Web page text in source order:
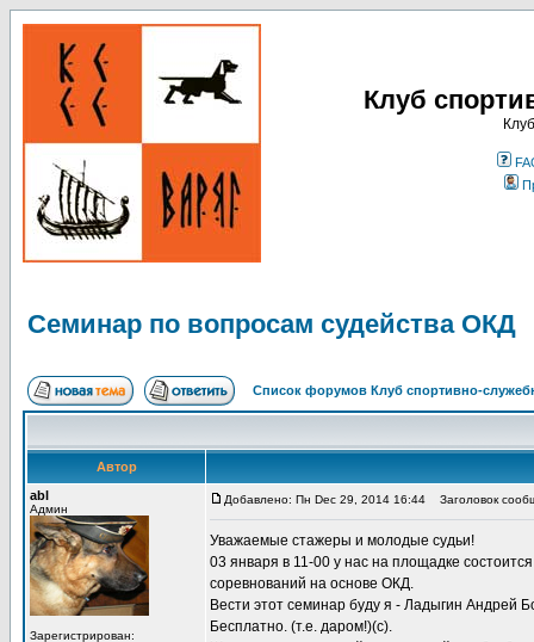
Клуб
Семинар по вопросам судейства ОКД
Список форумов Клуб спортивно-
Автор
abl
Админ
Зарегистрирован:
Добавлено: Пн Dec 29, 2014 16:44 Заголовок
Уважаемые стажеры и молодые судьи!
03 января в 11-00 у нас на площадке
соревнований на основе ОКД.
Вести этот семинар буду я - Ладыгин Андрей
Бесплатно. (т.е. даром!)(с).